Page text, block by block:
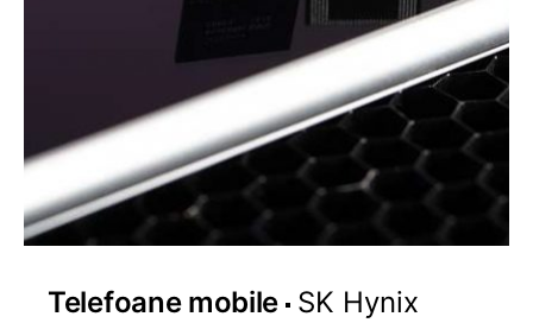
Telefoane mobile SK Hynix